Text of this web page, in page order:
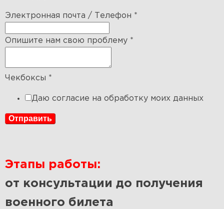
Электронная почта / Телефон *
Опишите нам свою проблему *
Чекбоксы *
Даю согласие на обработку моих данных
Отправить
Этапы работы:
от консультации до получения
военного билета